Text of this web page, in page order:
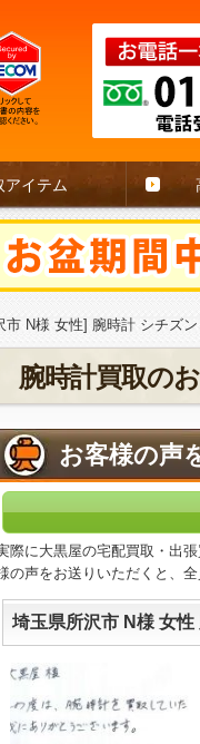
アイテム
市 N様 女性] 腕時計 シチズ
腕時計買取の
お客様の声
際に大黒屋の宅配買取・出
の声をお送りいただくと、
埼玉県所沢市 N様 女